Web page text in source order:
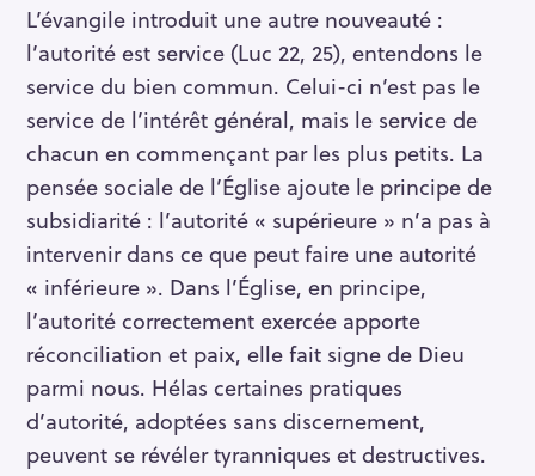
L’évangile introduit une autre nouveauté :
l’autorité est service (Luc 22, 25), entendons le
service du bien commun. Celui-ci n’est pas le
service de l’intérêt général, mais le service de
chacun en commençant par les plus petits. La
pensée sociale de l’Église ajoute le principe de
subsidiarité : l’autorité « supérieure » n’a pas à
intervenir dans ce que peut faire une autorité
« inférieure ». Dans l’Église, en principe,
l’autorité correctement exercée apporte
réconciliation et paix, elle fait signe de Dieu
parmi nous. Hélas certaines pratiques
d’autorité, adoptées sans discernement,
peuvent se révéler tyranniques et destructives.